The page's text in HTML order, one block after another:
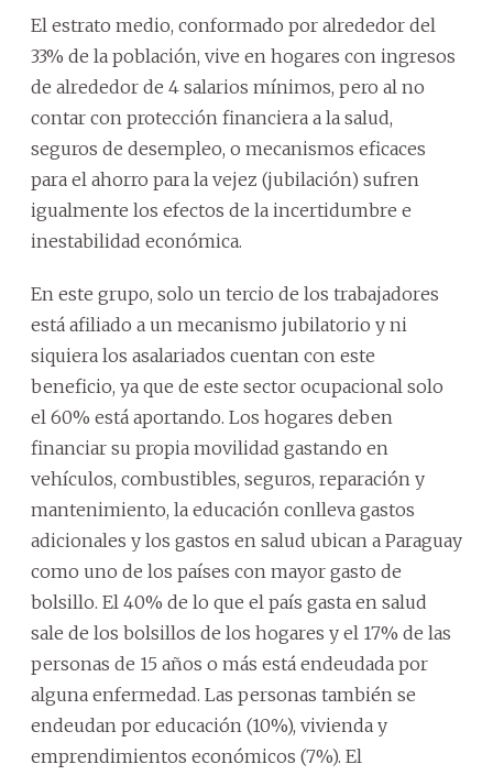
El estrato medio, conformado por alrededor del
33% de la población, vive en hogares con ingresos
de alrededor de 4 salarios mínimos, pero al no
contar con protección financiera a la salud,
seguros de desempleo, o mecanismos eficaces
para el ahorro para la vejez (jubilación) sufren
igualmente los efectos de la incertidumbre e
inestabilidad económica.
En este grupo, solo un tercio de los trabajadores
está afiliado a un mecanismo jubilatorio y ni
siquiera los asalariados cuentan con este
beneficio, ya que de este sector ocupacional solo
el 60% está aportando. Los hogares deben
financiar su propia movilidad gastando en
vehículos, combustibles, seguros, reparación y
mantenimiento, la educación conlleva gastos
adicionales y los gastos en salud ubican a Paraguay
como uno de los países con mayor gasto de
bolsillo. El 40% de lo que el país gasta en salud
sale de los bolsillos de los hogares y el 17% de las
personas de 15 años o más está endeudada por
alguna enfermedad. Las personas también se
endeudan por educación (10%), vivienda y
emprendimientos económicos (7%). El